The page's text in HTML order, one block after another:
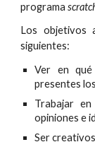
programa
Los objetivos
siguientes:
Ver en
presentes
Trabajar
opiniones e
Ser